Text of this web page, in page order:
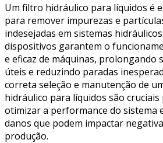
Um filtro hidráulico para líquidos é
para remover impurezas e
indesejadas em sistemas
dispositivos garantem o
e eficaz de máquinas, prolongando
úteis e reduzindo paradas
correta seleção e manutenção de
hidráulico para líquidos são cruciais
otimizar a performance do sistema
danos que podem impactar
produção.